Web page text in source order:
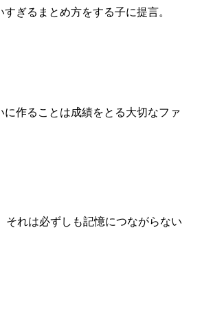
すぎるまとめ方をする子に提言。
に作ることは成績をとる大切なファ
それは必ずしも記憶につながらない